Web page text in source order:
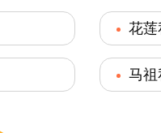
花莲
马祖